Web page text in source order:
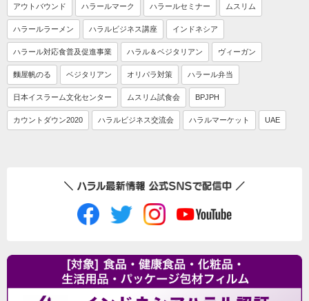
アウトバウンド ハラールマーク ハラールセミナー ムスリム
ハラールラーメン ハラルビジネス講座 インドネシア
ハラール対応食普及促進事業 ハラル＆ベジタリアン ヴィーガン
麵屋帆のる ベジタリアン オリパラ対策 ハラール弁当
日本イスラーム文化センター ムスリム試食会 BPJPH
カウントダウン2020 ハラルビジネス交流会 ハラルマーケット UAE